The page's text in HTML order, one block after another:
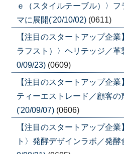
ｅ（スタイルテーブル）〉
マに展開('20/10/02) (0611)
【注目のスタートアップ企
ラフスト）〉ヘリテッジ／
0/09/23) (0609)
【注目のスタートアップ企業
ティーエストレード／顧客
('20/09/07) (0606)
【注目のスタートアップ企
ト〉発酵デザインラボ／発